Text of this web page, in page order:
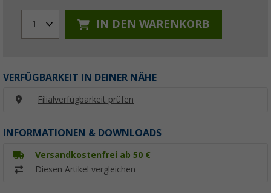
1 IN DEN WARENKORB
VERFÜGBARKEIT IN DEINER NÄHE
Filialverfügbarkeit prüfen
INFORMATIONEN & DOWNLOADS
Versandkostenfrei ab 50 €
Diesen Artikel vergleichen